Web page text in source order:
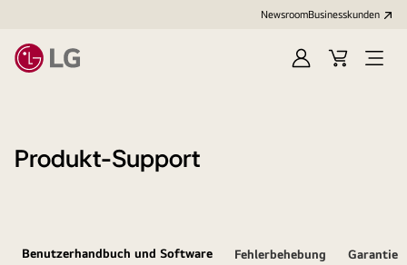
NewsroomBusinesskunden
AnmeldenWarenkorb
Menü
Produkt-Support
Benutzerhandbuch und Software Fehlerbehebung Garantie